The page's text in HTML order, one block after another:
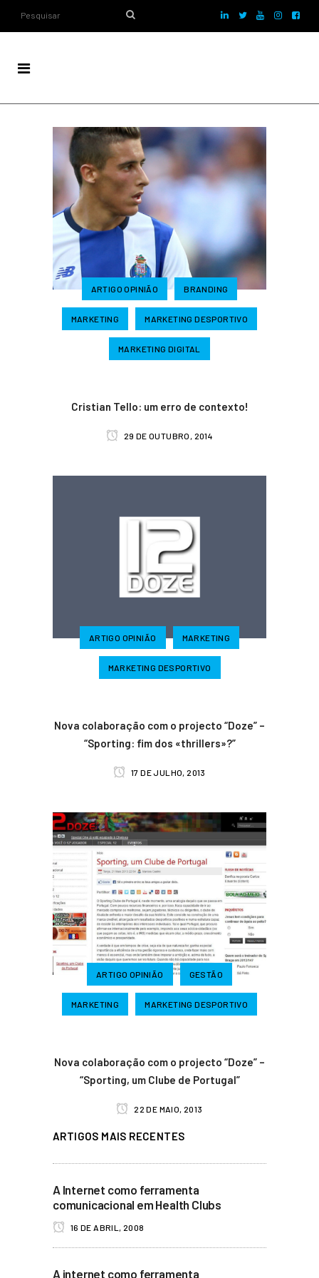
ARTIGO OPINIÃO BRANDING
MARKETING MARKETING DESPORTIVO
MARKETING DIGITAL
Cristian Tello: um erro de contexto!
29 DE OUTUBRO, 2014
ARTIGO OPINIÃO MARKETING
MARKETING DESPORTIVO
Nova colaboração com o projecto “Doze” –
“Sporting: fim dos «thrillers»?”
17 DE JULHO, 2013
ARTIGO OPINIÃO GESTÃO
MARKETING MARKETING DESPORTIVO
Nova colaboração com o projecto “Doze” –
“Sporting, um Clube de Portugal”
22 DE MAIO, 2013
ARTIGOS MAIS RECENTES
A Internet como ferramenta
comunicacional em Health Clubs
16 DE ABRIL, 2008
A internet como ferramenta